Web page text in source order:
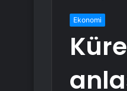
Ekonomi